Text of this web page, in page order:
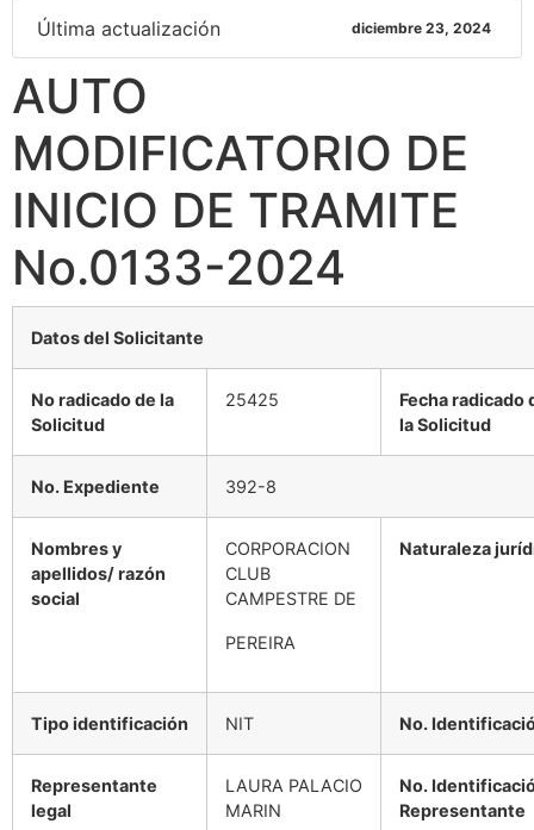
Última actualización diciembre 23, 2024
AUTO
MODIFICATORIO DE
INICIO DE TRAMITE
No.0133-2024
Datosdel Solicitante
Noradicadode la
Solicitud
25425 Fecharadicado
la Solicitud
No. Expediente 392-8
Nombres y
apellidos/razón
social
CORPORACION
CLUB
CAMPESTRE DE
PEREIRA
Naturaleza
Tipoidentificación NIT No.
Representante
legal
LAURA PALACIO
MARIN
No.
Representante